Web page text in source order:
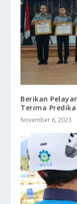
Berikan
Terima
November 6, 2023